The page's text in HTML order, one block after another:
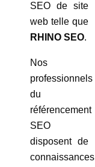
SEO de site
web telle que
RHINO SEO.
Nos
professionnels
du
référencement
SEO
disposent de
connaissances